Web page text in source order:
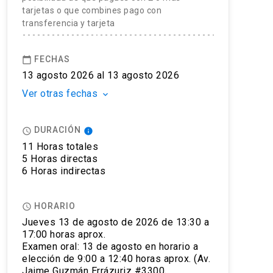
a nivel mundial, siendo aceptado por
tarjetas o que combines pago con
transferencia y tarjeta
calendar_today FECHAS
13 agosto 2026 al 13 agosto 2026
Ver otras fechas
keyboard_arrow_down
access_time DURACIÓN info
11 Horas totales
5 Horas directas
6 Horas indirectas
access_time HORARIO
Jueves 13 de agosto de 2026 de 13:30 a
17:00 horas aprox.
Examen oral: 13 de agosto en horario a
elección de 9:00 a 12:40 horas aprox. (Av.